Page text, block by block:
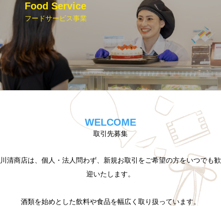
Food Service
フードサービス事業
WELCOME
取引先募集
川清商店は、個人・法人問わず、 新規お取引をご希望の方をいつでも歓
迎いたします。
酒類を始めとした飲料や食品を幅広く取り扱っています。